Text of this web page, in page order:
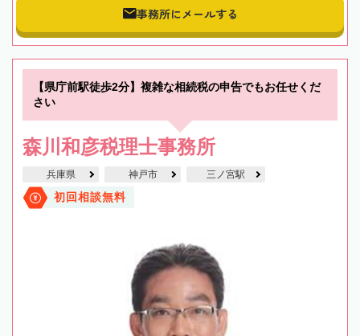
事務所にメールする
【県庁前駅徒歩2分】複雑な相続税の申告でもお任せくだ
さい
森川和彦税理士事務所
兵庫県 神戸市 三ノ宮駅
初回相談無料